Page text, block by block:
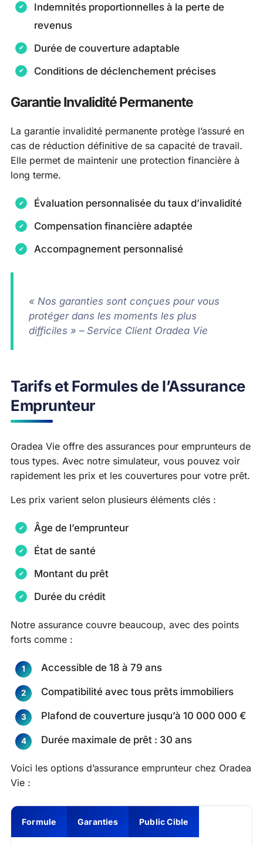
Indemnités proportionnelles à la perte de
revenus
Durée de couverture adaptable
Conditions de déclenchement précises
Garantie Invalidité Permanente
La garantie invalidité permanente protège l’assuré en
cas de réduction définitive de sa capacité de travail.
Elle permet de maintenir une protection financière à
long terme.
Évaluation personnalisée du taux d’invalidité
Compensation financière adaptée
Accompagnement personnalisé
« Nos garanties sont conçues pour vous
protéger dans les moments les plus
difficiles » – Service Client Oradea Vie
Tarifs et Formules de l’Assurance
Emprunteur
Oradea Vie offre des assurances pour emprunteurs de
tous types. Avec notre simulateur, vous pouvez voir
rapidement les prix et les couvertures pour votre prêt.
Les prix varient selon plusieurs éléments clés :
Âge de l’emprunteur
État de santé
Montant du prêt
Durée du crédit
Notre assurance couvre beaucoup, avec des points
forts comme :
Accessible de 18 à 79 ans
Compatibilité avec tous prêts immobiliers
Plafond de couverture jusqu’à 10 000 000 €
Durée maximale de prêt : 30 ans
Voici les options d’assurance emprunteur chez Oradea
Vie :
Formule Garanties Public Cible